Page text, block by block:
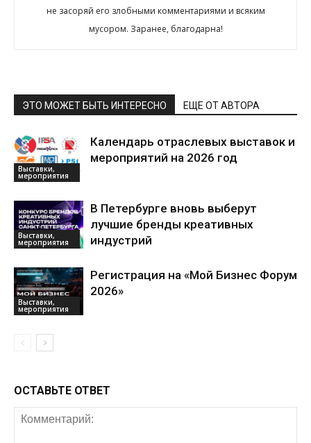
не засоряй его злобными комментариями и всяким
мусором. Заранее, благодарна!
ЭТО МОЖЕТ БЫТЬ ИНТЕРЕСНО ЕЩЕ ОТ АВТОРА
Выставки,
мероприятия
Календарь отраслевых выставок и
мероприятий на 2026 год
Выставки,
мероприятия
В Петербурге вновь выберут
лучшие бренды креативных
индустрий
Выставки,
мероприятия
Регистрация на «Мой Бизнес Форум
2026»
ОСТАВЬТЕ ОТВЕТ